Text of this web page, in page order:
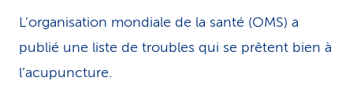
L’organisation mondiale de la santé (OMS) a
publié une liste de troubles qui se prêtent bien à
l’acupuncture.